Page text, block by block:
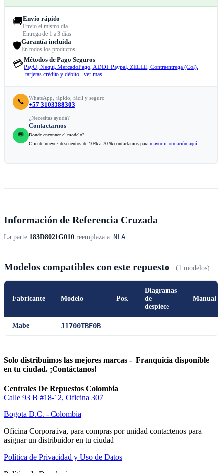
🚚Envío rápido
Envío el mismo dia
Entrega de 1 a 3 días
🛡️Garantía incluida
En todos los productos
💳Métodos de Pago Seguros
PayU, Nequi, MercadoPago, ADDI. Paypal, ZELLE, Contraentrega (Col).
tarjetas crédito y débito. ver mas..
📞 WhatsApp, rápido, fácil y seguro
+57 3103388303
💬
¿Necesitas ayuda?
Contactarnos
Donde encontrar el modelo?
Cliente nuevo? descuentos de 10% a 70 % contactamos para mayor información aquí
Información de Referencia Cruzada
La parte 183D8021G010 reemplaza a: NLA
Modelos compatibles con este repuesto (1 modelos)
Fabricante Modelo Pos.
Diagramas
de
despiece
Manual
Mabe J1700TBE0B
Solo distribuimos las mejores marcas - Franquicia disponible
en tu ciudad. ¡Contáctanos!
Centrales De Repuestos Colombia
Calle 93 B #18-12, Oficina 307
Bogota D.C. - Colombia
Oficina Corporativa, para compras por unidad contactenos para
asignar un distribuidor en tu ciudad
Política de Privacidad y Uso de Datos